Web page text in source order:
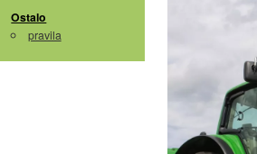
Ostalo
pravila